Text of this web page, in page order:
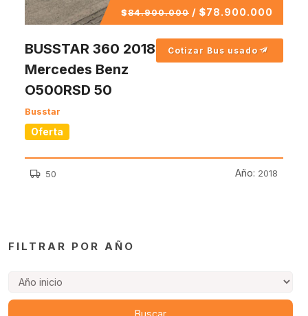
$84.900.000 / $78.900.000
BUSSTAR 360 2018
Mercedes Benz
O500RSD 50
Busstar
Oferta
Cotizar Bus usado
50 Año: 2018
FILTRAR POR AÑO